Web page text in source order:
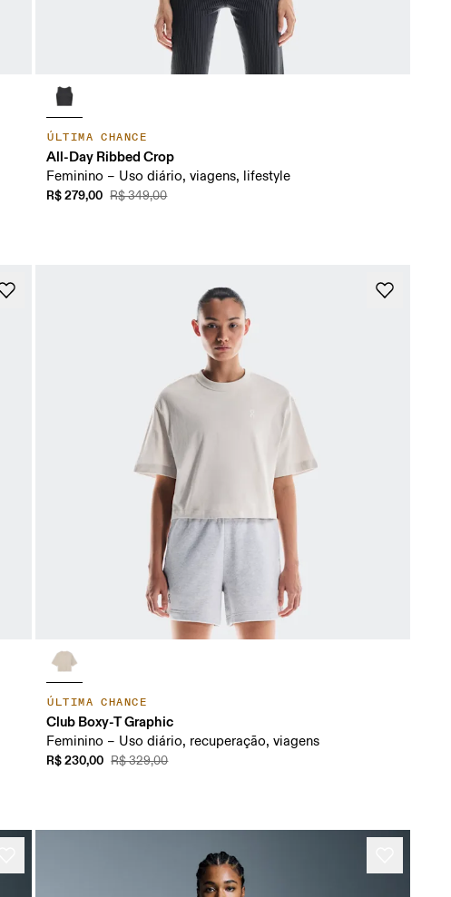
ÚLTIMA CHANCE
All-Day Ribbed Crop
Feminino – Uso diário, viagens, lifestyle
R$ 279,00 R$ 349,00
ÚLTIMA CHANCE
Club Boxy-T Graphic
Feminino – Uso diário, recuperação, viagens
R$ 230,00 R$ 329,00